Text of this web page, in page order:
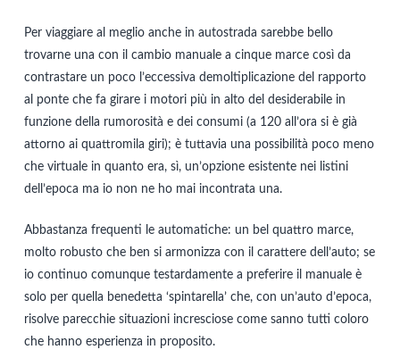
Per viaggiare al meglio anche in autostrada sarebbe bello
trovarne una con il cambio manuale a cinque marce così da
contrastare un poco l’eccessiva demoltiplicazione del rapporto
al ponte che fa girare i motori più in alto del desiderabile in
funzione della rumorosità e dei consumi (a 120 all’ora si è già
attorno ai quattromila giri); è tuttavia una possibilità poco meno
che virtuale in quanto era, sì, un’opzione esistente nei listini
dell’epoca ma io non ne ho mai incontrata una.
Abbastanza frequenti le automatiche: un bel quattro marce,
molto robusto che ben si armonizza con il carattere dell’auto; se
io continuo comunque testardamente a preferire il manuale è
solo per quella benedetta ‘spintarella’ che, con un’auto d’epoca,
risolve parecchie situazioni incresciose come sanno tutti coloro
che hanno esperienza in proposito.